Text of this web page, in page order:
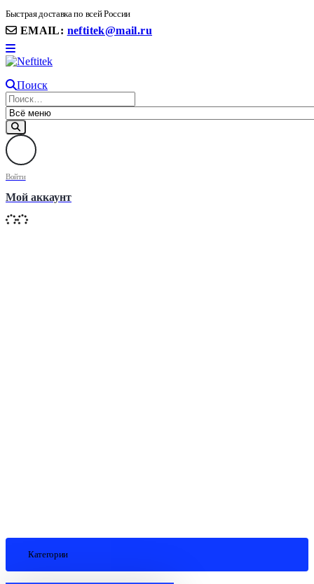
Быстрая доставка по всей России
EMAIL: neftitek@mail.ru
Поиск
Войти
Мой аккаунт
Категории
8(906) 399 11 22 | 8(905)367-58-58